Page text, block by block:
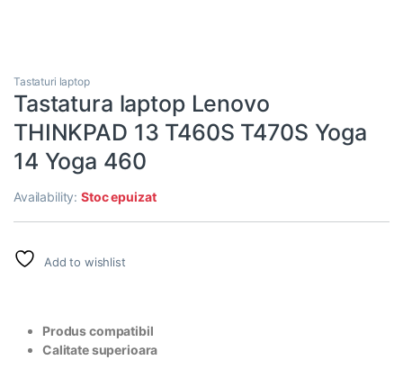
Tastaturi laptop
Tastatura laptop Lenovo
THINKPAD 13 T460S T470S Yoga
14 Yoga 460
Availability:Stoc epuizat
Add to wishlist
Produs compatibil
Calitate superioara